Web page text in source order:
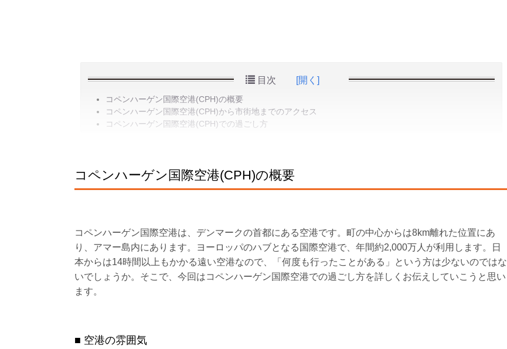
目次 [開く]
コペンハーゲン国際空港(CPH)の概要
コペンハーゲン国際空港(CPH)から市街地までのアクセス
コペンハーゲン国際空港(CPH)での過ごし方
コペンハーゲン国際空港(CPH)の概要
コペンハーゲン国際空港は、デンマークの首都にある空港です。町の中心からは8km離れた位置にあ
り、アマー島内にあります。ヨーロッパのハブとなる国際空港で、年間約2,000万人が利用します。日
本からは14時間以上もかかる遠い空港なので、「何度も行ったことがある」という方は少ないのではな
いでしょうか。そこで、今回はコペンハーゲン国際空港での過ごし方を詳しくお伝えしていこうと思い
ます。
空港の雰囲気